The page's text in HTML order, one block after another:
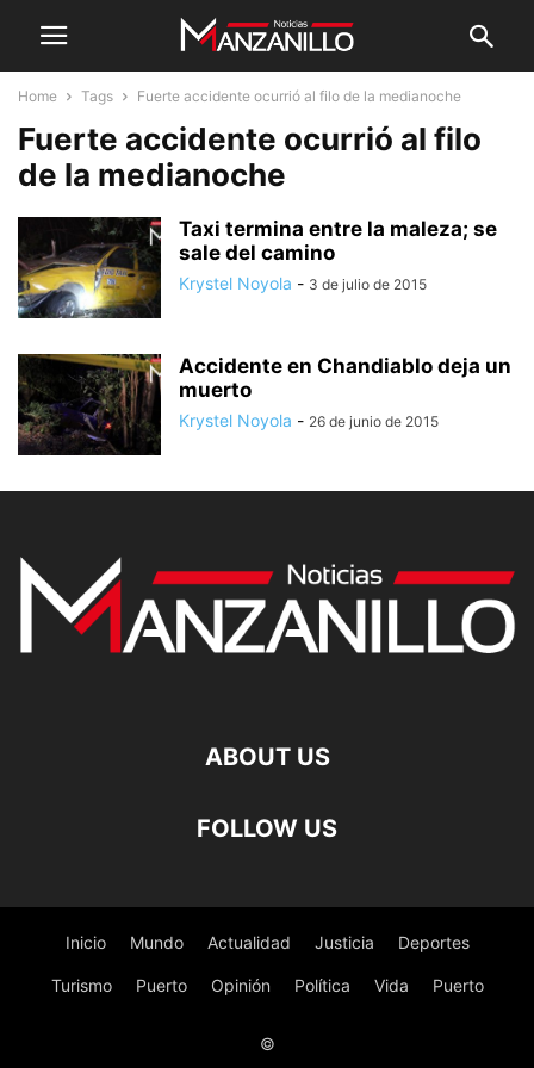
Home Tags Fuerte accidente ocurrió al filo de la medianoche
Fuerte accidente ocurrió al filo
de la medianoche
Taxi termina entre la maleza; se
sale del camino
Krystel Noyola - 3 de julio de 2015
Accidente en Chandiablo deja un
muerto
Krystel Noyola - 26 de junio de 2015
ABOUT US
FOLLOW US
Inicio Mundo Actualidad Justicia Deportes
Turismo Puerto Opinión Política Vida Puerto
©